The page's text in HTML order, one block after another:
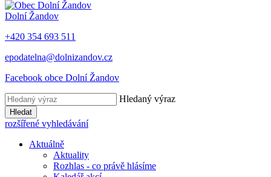
Dolní Žandov
+420 354 693 511
epodatelna@dolnizandov.cz
Facebook obce Dolní Žandov
Hledaný výraz
Hledat
rozšířené vyhledávání
Aktuálně
Aktuality
Rozhlas - co právě hlásíme